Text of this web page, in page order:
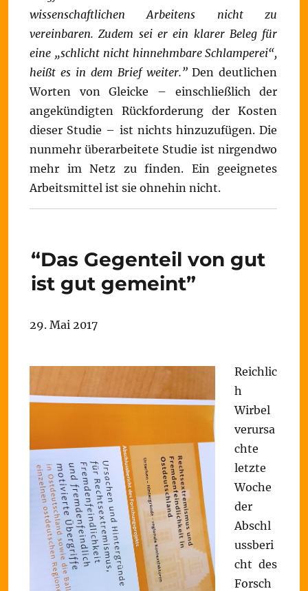
wissenschaftlichen Arbeitens nicht zu
vereinbaren. Zudem sei er ein klarer Beleg für
eine „schlicht nicht hinnehmbare Schlamperei“,
heißt es in dem Brief weiter.”Den deutlichen
Worten von Gleicke – einschließlich der
angekündigten Rückforderung der Kosten
dieser Studie – ist nichts hinzuzufügen. Die
nunmehr überarbeitete Studie ist nirgendwo
mehr im Netz zu finden. Ein geeignetes
Arbeitsmittel ist sie ohnehin nicht.
“Das Gegenteil von gut
ist gut gemeint”
29. Mai 2017
Reichlic
h
Wirbel
verursa
chte
letzte
Woche
der
Abschl
ussberi
cht des
Forsch